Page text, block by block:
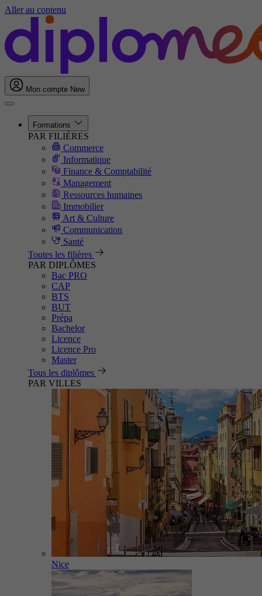
Aller au contenu
Mon compte New
Formations
PAR FILIÈRES
Commerce
Informatique
Finance & Comptabilité
Management
Ressources humaines
Immobilier
Art & Culture
Communication
Santé
Toutes les filières
PAR DIPLÔMES
Bac PRO
CAP
BTS
BUT
Prépa
Bachelor
Licence
Licence Pro
Master
Tous les diplômes
PAR VILLES
Nice